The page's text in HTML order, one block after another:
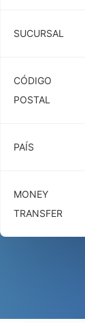
SUCURSAL
CÓDIGO
POSTAL
PAÍS
MONEY
TRANSFER